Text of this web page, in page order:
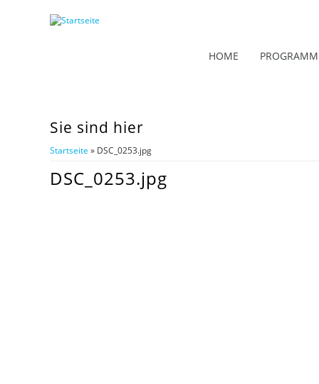
HOME PROGRAMM
Sie sind hier
Startseite » DSC_0253.jpg
DSC_0253.jpg